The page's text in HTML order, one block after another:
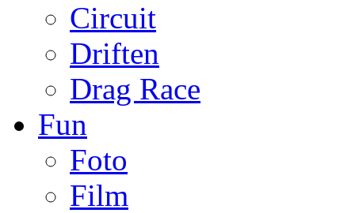
Circuit
Driften
Drag Race
Fun
Foto
Film